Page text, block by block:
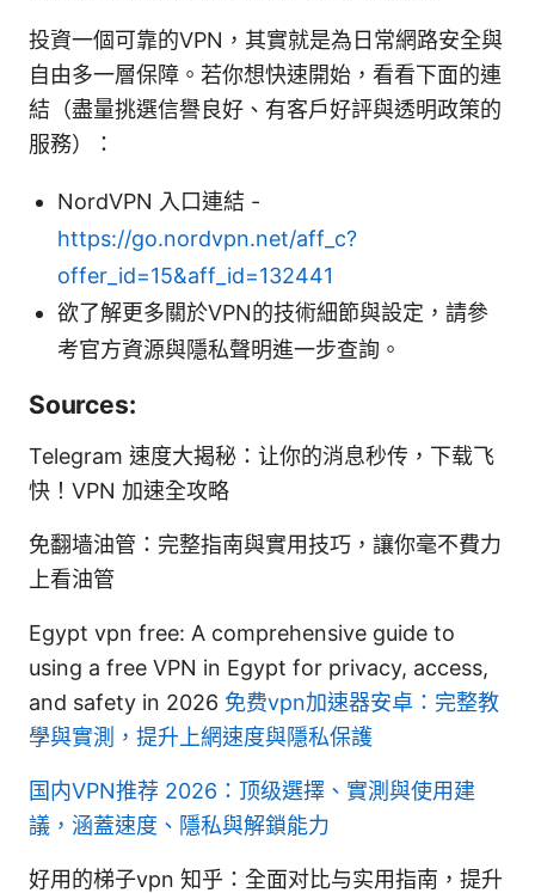
投資一個可靠的VPN，其實就是為日常網路安全與
自由多一層保障。若你想快速開始，看看下面的連
結（盡量挑選信譽良好、有客戶好評與透明政策的
服務）：
NordVPN 入口連結 -
https://go.nordvpn.net/aff_c?
offer_id=15&aff_id=132441
欲了解更多關於VPN的技術細節與設定，請參
考官方資源與隱私聲明進一步查詢。
Sources:
Telegram 速度大揭秘：让你的消息秒传，下载飞
快！VPN 加速全攻略
免翻墙油管：完整指南與實用技巧，讓你毫不費力
上看油管
Egypt vpn free: A comprehensive guide to
using a free VPN in Egypt for privacy, access,
and safety in 2026 免费vpn加速器安卓：完整教
學與實測，提升上網速度與隱私保護
国内VPN推荐 2026：顶级選擇、實測與使用建
議，涵蓋速度、隱私與解鎖能力
好用的梯子vpn 知乎：全面对比与实用指南，提升